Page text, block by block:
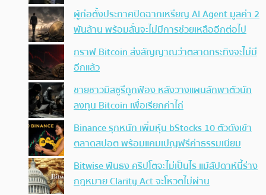
ผู้ก่อตั้งประกาศปิดฉากเหรียญ AI Agent มูลค่า 2
พันล้าน พร้อมลั่นจะไม่มีการช่วยเหลืออีกต่อไป
กราฟ Bitcoin ส่งสัญญาณว่าตลาดกระทิงจะไม่มี
อีกแล้ว
ชายชาวมิสซูรีถูกฟ้อง หลังวางแผนลักพาตัวนัก
ลงทุน Bitcoin เพื่อเรียกค่าไถ่
Binance รุกหนัก เพิ่มหุ้น bStocks 10 ตัวดังเข้า
ตลาดสปอต พร้อมแคมเปญฟรีค่าธรรมเนียม
Bitwise ฟันธง คริปโตจะไม่เป็นไร แม้สัปดาห์นี้ร่าง
กฎหมาย Clarity Act จะโหวตไม่ผ่าน